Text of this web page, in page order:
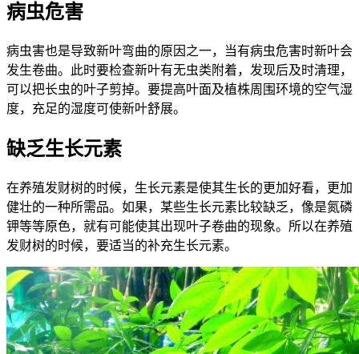
病虫危害
病虫害也是导致新叶弯曲的原因之一，当有病虫危害时新叶会
发生卷曲。此时要检查新叶有无虫类附着，发现后及时清理，
可以把长虫的叶子剪掉。要提高叶面及植株周围环境的空气湿
度，充足的湿度可使新叶舒展。
缺乏生长元素
在养殖发财树的时候，生长元素是使其生长的更加好看，更加
健壮的一种所需品。如果，某些生长元素比较缺乏，像是氮磷
钾等等原色，就有可能使其出现叶子卷曲的现象。所以在养殖
发财树的时候，要适当的补充生长元素。